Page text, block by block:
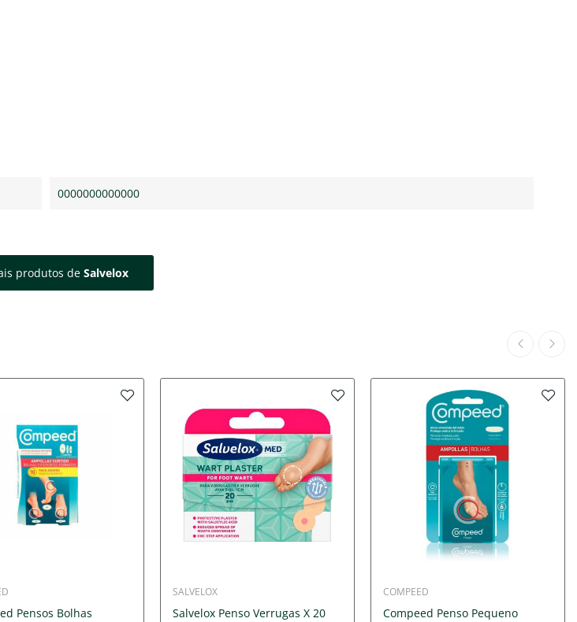
0000000000000
produtos de Salvelox
Pensos Bolhas
SALVELOX
Salvelox Penso Verrugas X 20
COMPEED
Compeed Penso Pequeno